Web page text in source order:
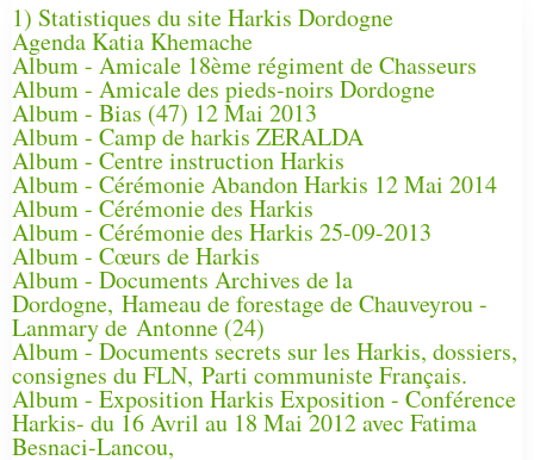
1) Statistiques du site Harkis Dordogne
Agenda Katia Khemache
Album - Amicale 18ème régiment de Chasseurs
Album - Amicale des pieds-noirs Dordogne
Album - Bias (47) 12 Mai 2013
Album - Camp de harkis ZERALDA
Album - Centre instruction Harkis
Album - Cérémonie Abandon Harkis 12 Mai 2014
Album - Cérémonie des Harkis
Album - Cérémonie des Harkis 25-09-2013
Album - Cœurs de Harkis
Album - Documents Archives de la
Dordogne, Hameau de forestage de Chauveyrou -
Lanmary de Antonne (24)
Album - Documents secrets sur les Harkis, dossiers,
consignes du FLN, Parti communiste Français.
Album - Exposition Harkis Exposition - Conférence
Harkis- du 16 Avril au 18 Mai 2012 avec Fatima
Besnaci-Lancou,